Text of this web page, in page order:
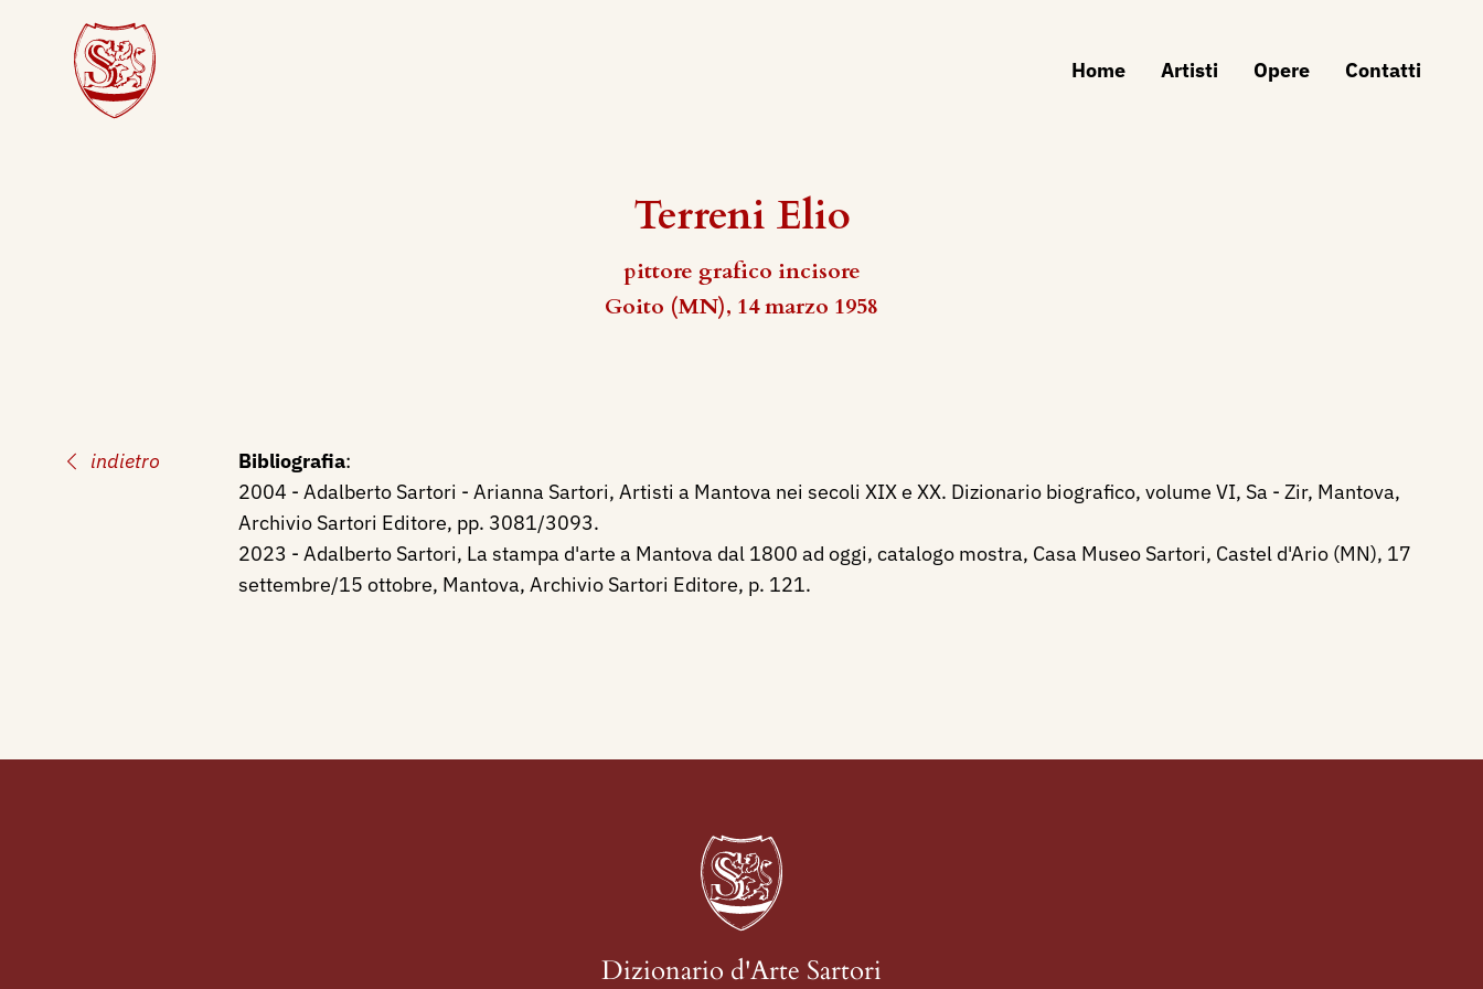
Home Artisti Opere Contatti
Terreni Elio
pittore grafico incisore
Goito (MN), 14 marzo 1958
indietro Bibliografia:
2004 - Adalberto Sartori - Arianna Sartori, Artisti a Mantova nei secoli XIX e XX. Dizionario biografico, volume VI, Sa - Zir, Mantova,
Archivio Sartori Editore, pp. 3081/3093.
2023 - Adalberto Sartori, La stampa d'arte a Mantova dal 1800 ad oggi, catalogo mostra, Casa Museo Sartori, Castel d'Ario (MN), 17
settembre/15 ottobre, Mantova, Archivio Sartori Editore, p. 121.
Dizionario d'Arte Sartori